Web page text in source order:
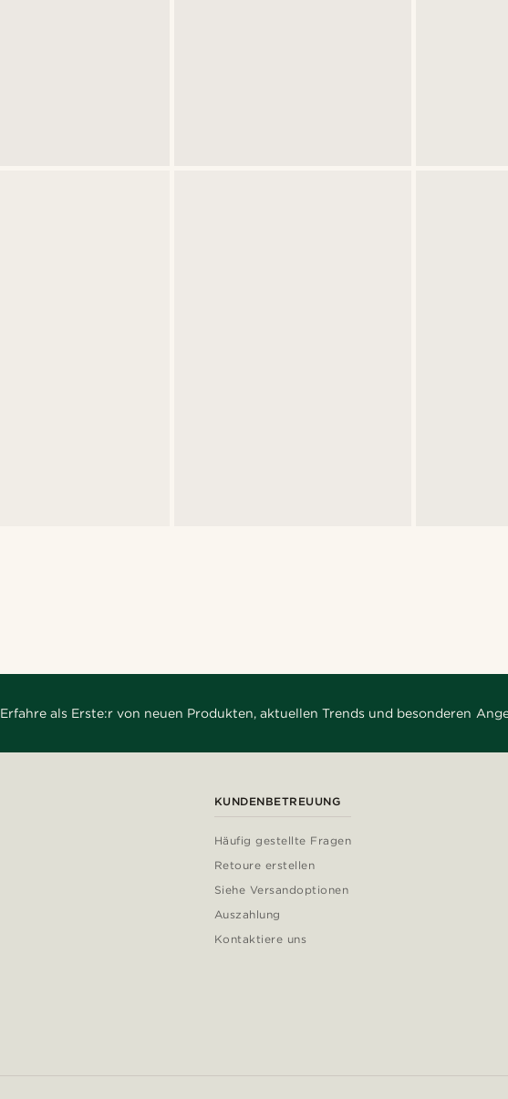
Erfahre als Erste:r von neuen Produkten, aktuellen Trends und besonderen
KUNDENBETREUUNG
Häufig gestellte Fragen
Retoure erstellen
Siehe Versandoptionen
Auszahlung
Kontaktiere uns